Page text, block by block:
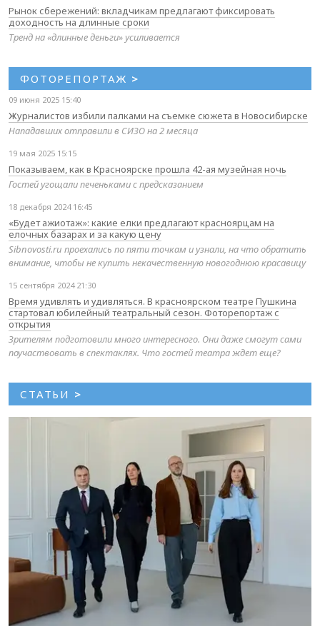
Рынок сбережений: вкладчикам предлагают фиксировать
доходность на длинные сроки
Тренд на «длинные деньги» усиливается
ФОТОРЕПОРТАЖ >
09 июня 2025 15:40
Журналистов избили палками на съемке сюжета в Новосибирске
Нападавших отправили в СИЗО на 2 месяца
19 мая 2025 15:15
Показываем, как в Красноярске прошла 42-ая музейная ночь
Гостей угощали печеньками с предсказанием
18 декабря 2024 16:45
«Будет ажиотаж»: какие елки предлагают красноярцам на
елочных базарах и за какую цену
Sibnovosti.ru проехались по пяти точкам и узнали, на что обратить
внимание, чтобы не купить некачественную новогоднюю красавицу
15 сентября 2024 21:30
Время удивлять и удивляться. В красноярском театре Пушкина
стартовал юбилейный театральный сезон. Фоторепортаж с
открытия
Зрителям подготовили много интересного. Они даже смогут сами
поучаствовать в спектаклях. Что гостей театра ждет еще?
СТАТЬИ >